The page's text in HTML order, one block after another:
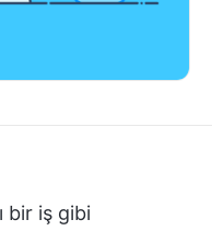
bir iş gibi